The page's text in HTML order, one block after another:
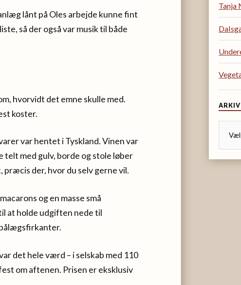
lånt på Oles arbejde kunne fint
så der også var musik til både
hvorvidt det emne skulle med.
koster.
var hentet i Tyskland. Vinen var
telt med gulv, borde og stole løber
præcis der, hvor du selv gerne vil.
og en masse små
at holde udgiften nede til
det hele værd – i selskab med 110
om aftenen. Prisen er eksklusiv
Tanja